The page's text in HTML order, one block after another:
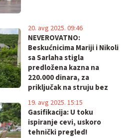
NEVEROVATNO:
Beskućnicima Mariji i Nikoli
sa Sarlaha stigla
predložena kazna na
220.000 dinara, za
priključak na struju bez
njen, sada pokojni, otac!
20. avg 2025. 09:46
Gasifikacija: U toku
ispiranje cevi, uskoro
tehnički pregled!
19. avg 2025. 15:15